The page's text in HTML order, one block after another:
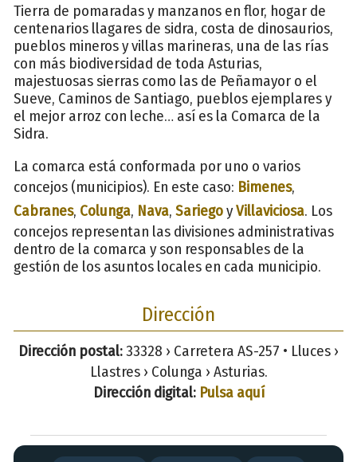
Tierra de pomaradas y manzanos en flor, hogar de
centenarios llagares de sidra, costa de dinosaurios,
pueblos mineros y villas marineras, una de las rías
con más biodiversidad de toda Asturias,
majestuosas sierras como las de Peñamayor o el
Sueve, Caminos de Santiago, pueblos ejemplares y
el mejor arroz con leche… así es la Comarca de la
Sidra.
La comarca está conformada por uno o varios
concejos (municipios). En este caso: Bimenes,
Cabranes, Colunga, Nava, SariegoyVillaviciosa. Los
concejos representan las divisiones administrativas
dentro de la comarca y son responsables de la
gestión de los asuntos locales en cada municipio.
Dirección
Dirección postal:33328 › Carretera AS-257 • Lluces ›
Llastres › Colunga › Asturias.
Dirección digital: Pulsa aquí